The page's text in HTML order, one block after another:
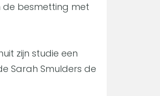
de besmetting met
zijn studie een
Sarah Smulders de